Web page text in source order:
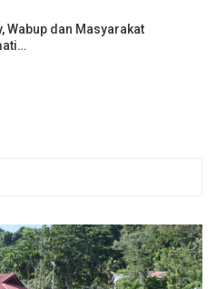
Wabup dan Masyarakat